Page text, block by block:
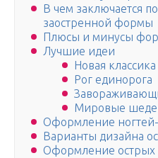
В чем заключается
заостренной формы
Плюсы и минусы
Лучшие идеи
Новая классика
Рог единорога
Мировые
Оформление ногтей-
Варианты дизайна
Оформление острых